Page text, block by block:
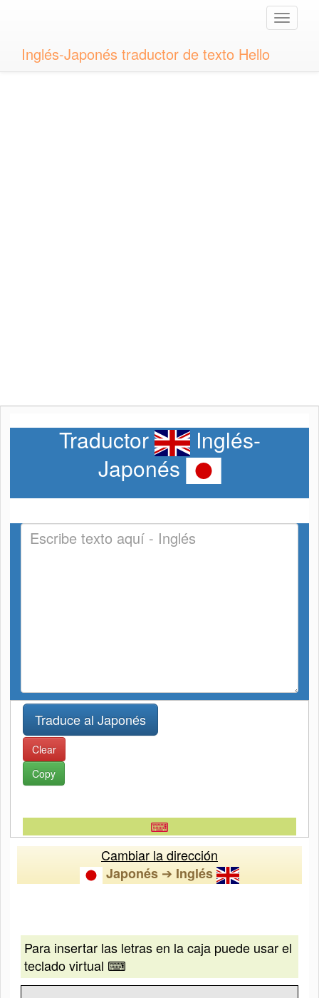
Toggle
Inglés-Japonés traductor de texto Hello
Traductor
Inglés-
Japonés
Clear
Copy
⌨
Cambiar la dirección
Japonés ➔ Inglés
Para insertar las letras en la caja puede usar el
teclado virtual ⌨